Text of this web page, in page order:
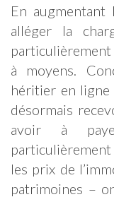
En augmentant
alléger la
à moyens.
héritier en
désormais
avoir à
les prix de
patrimoines –